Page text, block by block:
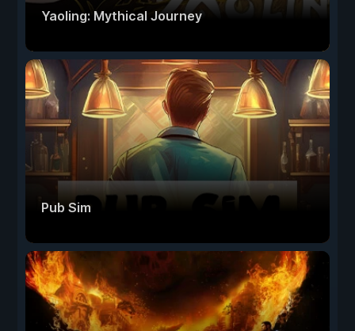
Yaoling: Mythical Journey
Pub Sim